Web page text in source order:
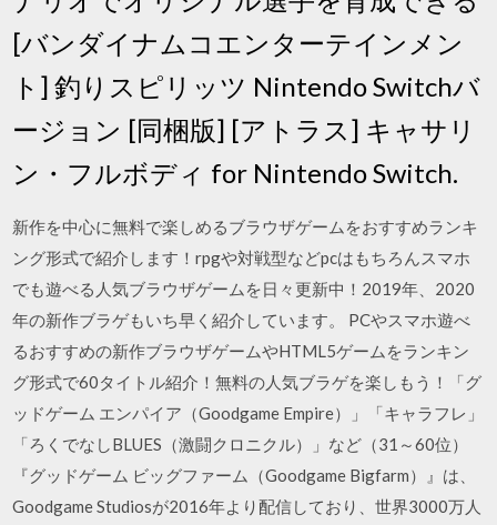
[バンダイナムコエンターテインメン
ト] 釣りスピリッツ Nintendo Switchバ
ージョン [同梱版] [アトラス] キャサリ
ン・フルボディ for Nintendo Switch.
新作を中心に無料で楽しめるブラウザゲームをおすすめランキ
ング形式で紹介します！rpgや対戦型などpcはもちろんスマホ
でも遊べる人気ブラウザゲームを日々更新中！2019年、2020
年の新作ブラゲもいち早く紹介しています。 PCやスマホ遊べ
るおすすめの新作ブラウザゲームやHTML5ゲームをランキン
グ形式で60タイトル紹介！無料の人気ブラゲを楽しもう！「グ
ッドゲーム エンパイア（Goodgame Empire）」「キャラフレ」
「ろくでなしBLUES（激闘クロニクル）」など（31～60位）
『グッドゲーム ビッグファーム（Goodgame Bigfarm）』は、
Goodgame Studiosが2016年より配信しており、世界3000万人